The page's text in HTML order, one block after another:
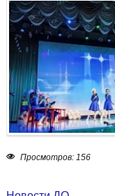
Просмотров: 156